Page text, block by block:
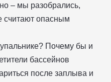
– мы разобрались,
считают опасным
Почему бы и
бассейнов
после заплыва и